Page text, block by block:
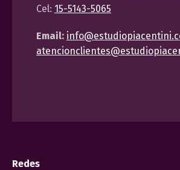
Cel: 15-5143-5065
Email:
Redes